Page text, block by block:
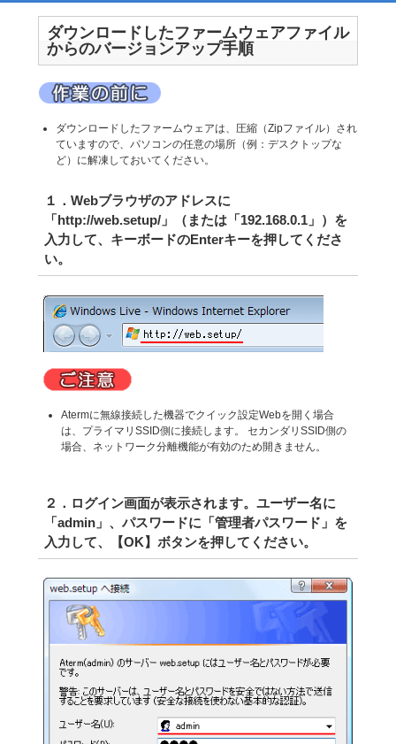
ダウンロードしたファームウェアファイル
からのバージョンアップ手順
ダウンロードしたファームウェアは、圧縮（Zipファイル）され
ていますので、パソコンの任意の場所（例：デスクトップな
ど）に解凍しておいてください。
１．Webブラウザのアドレスに
「http://web.setup/」（または「192.168.0.1」）を
入力して、キーボードのEnterキーを押してくださ
い。
Atermに無線接続した機器でクイック設定Webを開く場合
は、プライマリSSID側に接続します。 セカンダリSSID側の
場合、ネットワーク分離機能が有効のため開きません。
２．ログイン画面が表示されます。ユーザー名に
「admin」、パスワードに「管理者パスワード」を
入力して、【OK】ボタンを押してください。